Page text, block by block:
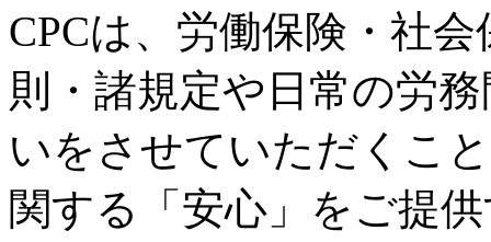
CPCは、労働保険・社
則・諸規定や日常の労
いをさせていただくこ
関する「安心」をご提